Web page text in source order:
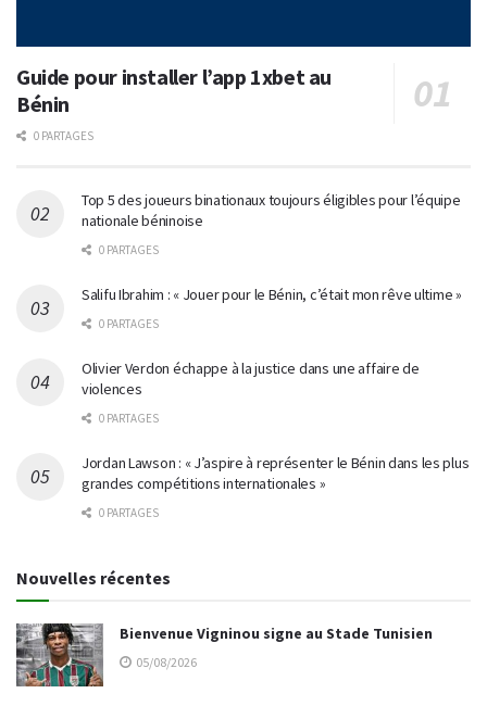
Guide pour installer l’app 1xbet au
Bénin
0 PARTAGES
Top 5 des joueurs binationaux toujours éligibles pour l’équipe
nationale béninoise
0 PARTAGES
Salifu Ibrahim : « Jouer pour le Bénin, c’était mon rêve ultime »
0 PARTAGES
Olivier Verdon échappe à la justice dans une affaire de
violences
0 PARTAGES
Jordan Lawson : « J’aspire à représenter le Bénin dans les plus
grandes compétitions internationales »
0 PARTAGES
Nouvelles récentes
Bienvenue Vigninou signe au Stade Tunisien
05/08/2026